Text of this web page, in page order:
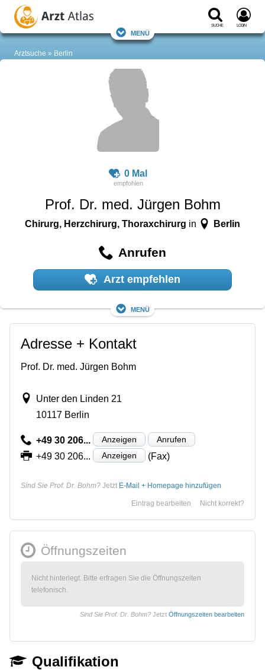
Suche Login
Menü
Arztsuche Berlin
0 Mal
Prof. Dr. med. Jürgen Bohm
Chirurg, Herzchirurg, Thoraxchirurg in Berlin
Anrufen
Arzt empfehlen
Menü
Adresse + Kontakt
Prof. Dr. med. Jürgen Bohm
Unter den Linden 21
10117 Berlin
+49 30 206... Anzeigen Anrufen
+49 30 206... Anzeigen (Fax)
Sind Sie Prof. Dr. Bohm? Jetzt E-Mail + Homepage hinzufügen
Nicht korrekt?
Eintrag bearbeiten
Öffnungszeiten
Nicht hinterlegt. Bitte erfragen Sie die Öffnungszeiten
telefonisch.
Sind Sie Prof. Dr. Bohm? Jetzt Öffnungszeiten bearbeiten
Qualifikation